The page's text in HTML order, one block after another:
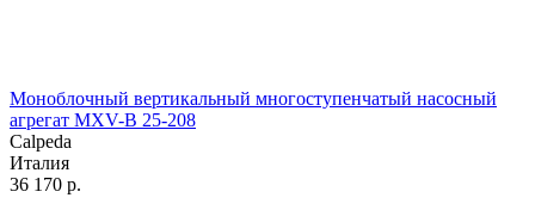
Моноблочный вертикальный многоступенчатый насосный
агрегат MXV-B 25-208
Calpeda
Италия
36 170 р.